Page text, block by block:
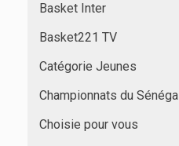
Basket Inter
Basket221 TV
Catégorie Jeunes
Championnats du Sénégal
Choisie pour vous